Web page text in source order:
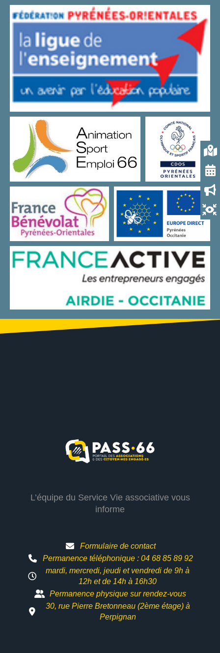
L’équipe du Service Vie associative vous
informe
Formulaire de contact
Permanence téléphonique : 04 68 85 89 92
mardi, mercredi, jeudi et vendredi de 9h à
12h etde 14h à 16h30
Permanence physique sur rendez-vous
30, rue Pierre Bretonneau (2ème étage) à
Perpignan